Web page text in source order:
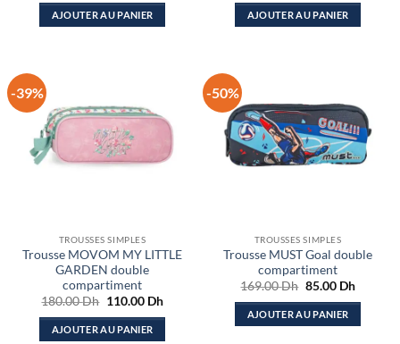
initial
était :
actuel
AJOUTER AU PANIER
initial
était :
actuel
AJOUTER AU PANIER
-39%
TROUSSES SIMPLES
Trousse MOVOM MY LITTLE
GARDEN double
compartiment
180.00Dh Le
initial
était :
110.00 DhLe
actuel
AJOUTER AU PANIER
-50%
TROUSSES SIMPLES
Trousse MUST Goal double
compartiment
169.00Dh Le
initial
était :
85.00 DhLe
actuel
AJOUTER AU PANIER